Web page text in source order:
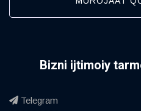
Bizni ijtimoiy
Telegram